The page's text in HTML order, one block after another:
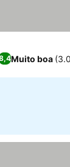
Muito boa